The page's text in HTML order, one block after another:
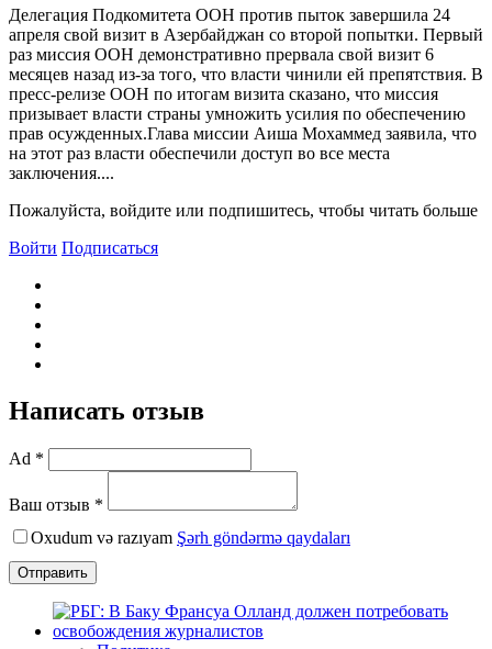
Делегация Подкомитета ООН против пыток завершила 24
апреля свой визит в Азербайджан со второй попытки. Первый
раз миссия ООН демонстративно прервала свой визит 6
месяцев назад из-за того, что власти чинили ей препятствия. В
пресс-релизе ООН по итогам визита сказано, что миссия
призывает власти страны умножить усилия по обеспечению
прав осужденных.Глава миссии Аиша Мохаммед заявила, что
на этот раз власти обеспечили доступ во все места
заключения....
Пожалуйста, войдите или подпишитесь, чтобы читать больше
Войти Подписаться
Написать отзыв
Ad *
Ваш отзыв *
Oxudum və razıyam Şərh göndərmə qaydaları
Отправить